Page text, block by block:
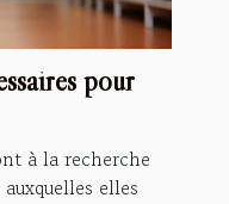
pour
à la recherche
elles